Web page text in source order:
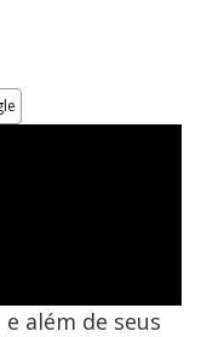
além de seus